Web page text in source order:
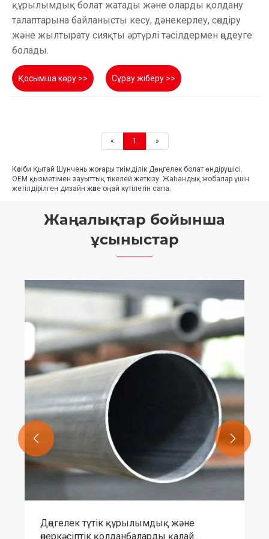
құрылымдық болат жатады және оларды қолдану
талаптарына байланысты кесу, дәнекерлеу, сөндіру
және жылтырату сияқты әртүрлі тәсілдермен өңдеуге
болады.
Қосымша көру >> Сұрау жіберу >>
« 1 »
Кәсіби Қытай Шунчень жоғары тиімділік Дөңгелек болат өндірушісі.
OEM қызметімен зауыттық тікелей жеткізу. Жаһандық жобалар үшін
жетілдірілген дизайн және оңай күтілетін сапа.
Жаңалықтар бойынша
ұсыныстар
C арнасының болаты құрылымдық
беріктігін қалай жақсартады және
жобаның құнын төмендетеді
Қосымша көру >>
 